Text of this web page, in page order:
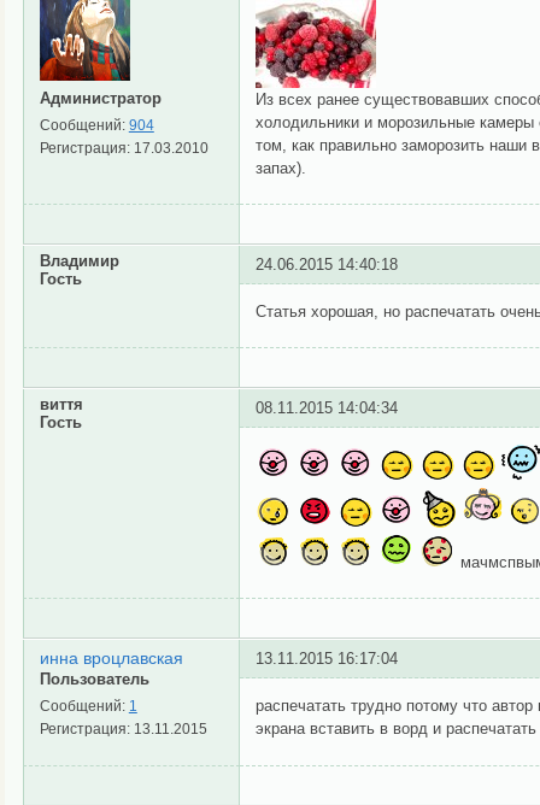
Администратор
Сообщений: 904
Регистрация: 17.03.2010
Из всех ранее существовавших
холодильники и морозильные камеры
том, как правильно заморозить наши
запах).
Владимир
Гость
24.06.2015 14:40:18
Статья хорошая, но распечатать
виття
Гость
08.11.2015 14:04:34
инна вроцлавская
Пользователь
Сообщений: 1
Регистрация: 13.11.2015
13.11.2015 16:17:04
распечатать трудно потому что
экрана вставить в ворд и распечатать